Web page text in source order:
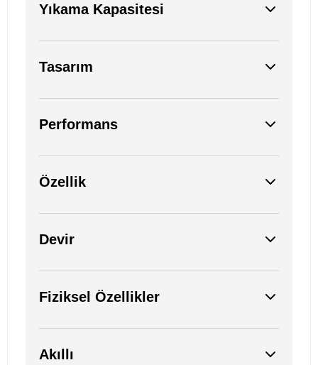
Yıkama Kapasitesi
Tasarım
Performans
Özellik
Devir
Fiziksel Özellikler
Akıllı